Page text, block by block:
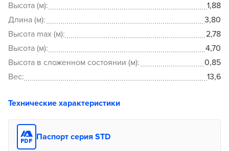
Высота (м):
1,88
Длина (м):
3,80
Высота max (м):
2,78
Высота (м):
4,70
Высота в сложенном состоянии (м):
0,85
Вес:
13,6
Технические характеристики
Паспорт серия STD